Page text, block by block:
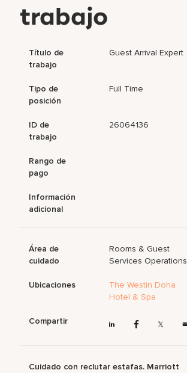
trabajo
Título de
trabajo
Guest Arrival Expert
Tipo de
posición
Full Time
ID de
trabajo
26064136
Rango de
pago
Información
adicional
Área de
cuidado
Rooms & Guest
Services Operations
Ubicaciones
The Westin Doha
Hotel & Spa
Compartir
Cuidado con reclutar estafas. Marriott